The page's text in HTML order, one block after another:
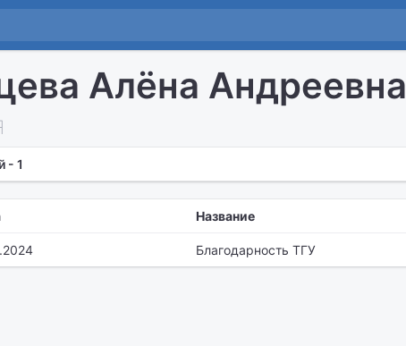
Алёна Андреевна
- 1
Название
Благодарность ТГУ